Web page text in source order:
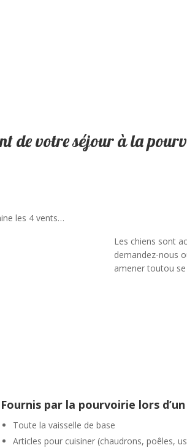
de votre séjour à la
les 4 vents…
Les chiens sont
demandez-nous
amener toutou
Fournis par la pourvoirie lors
Toute la vaisselle de base
Articles pour cuisiner (chaudrons, poêles,